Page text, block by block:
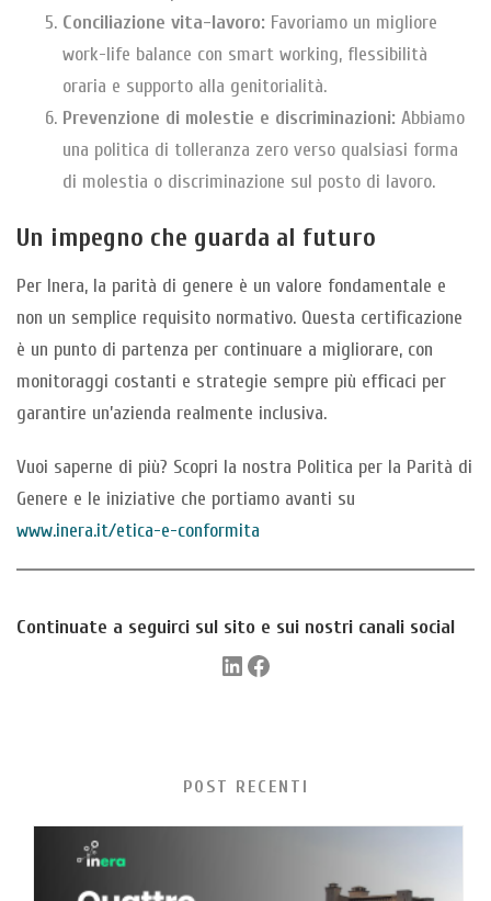
Conciliazione vita-lavoro: Favoriamo un migliore
work-life balance con smart working, flessibilità
oraria e supporto alla genitorialità.
Prevenzione di molestie e discriminazioni: Abbiamo
una politica di tolleranza zero verso qualsiasi forma
di molestia o discriminazione sul posto di lavoro.
Un impegno che guarda al futuro
Per Inera, la parità di genere è un valore fondamentale e
non un semplice requisito normativo. Questa certificazione
è un punto di partenza per continuare a migliorare, con
monitoraggi costanti e strategie sempre più efficaci per
garantire un’azienda realmente inclusiva.
Vuoi saperne di più? Scopri la nostra Politica per la Parità di
Genere e le iniziative che portiamo avanti su
www.inera.it/etica-e-conformita
Continuate a seguirci sul sito e sui nostri canali social
LinkedIn
Facebook
POST RECENTI